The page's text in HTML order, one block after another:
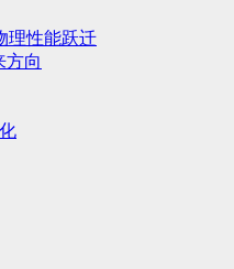
理性能跃迁
方向